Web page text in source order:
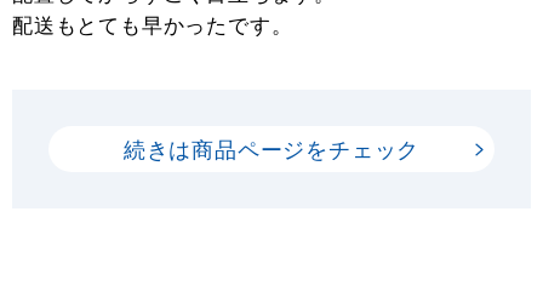
配送もとても早かったです。
続きは商品ページをチェック